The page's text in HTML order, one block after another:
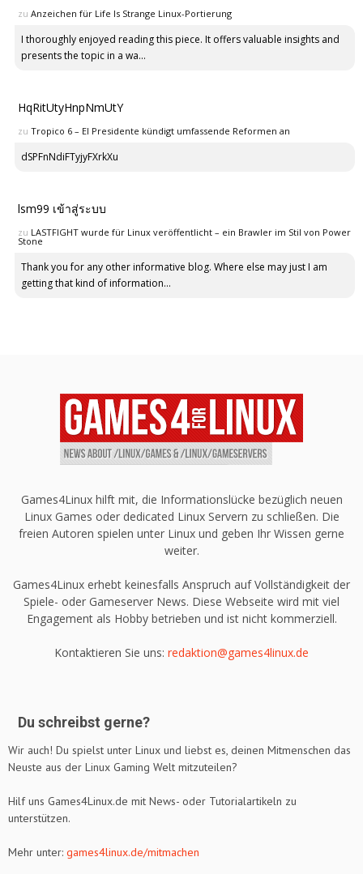
zu Anzeichen für Life Is Strange Linux-Portierung
I thoroughly enjoyed reading this piece. It offers valuable insights and
presents the topic in a wa...
HqRitUtyHnpNmUtY
zu Tropico 6 – El Presidente kündigt umfassende Reformen an
dSPFnNdiFTyjyFXrkXu
lsm99 เข้าสู่ระบบ
zu LASTFIGHT wurde für Linux veröffentlicht – ein Brawler im Stil von Power
Stone
Thank you for any other informative blog. Where else may just I am
getting that kind of information...
Games4Linux hilft mit, die Informationslücke bezüglich neuen
Linux Games oder dedicated Linux Servern zu schließen. Die
freien Autoren spielen unter Linux und geben Ihr Wissen gerne
weiter.
Games4Linux erhebt keinesfalls Anspruch auf Vollständigkeit der
Spiele- oder Gameserver News. Diese Webseite wird mit viel
Engagement als Hobby betrieben und ist nicht kommerziell.
Kontaktieren Sie uns: redaktion@games4linux.de
Du schreibst gerne?
Wir auch! Du spielst unter Linux und liebst es, deinen Mitmenschen das
Neuste aus der Linux Gaming Welt mitzuteilen?
Hilf uns Games4Linux.de mit News- oder Tutorialartikeln zu
unterstützen.
Mehr unter: games4linux.de/mitmachen